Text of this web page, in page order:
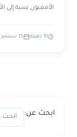
الأمميون نسبة إلى
10 دقيقة 15 سبتمبر 2020
ابحث عن: